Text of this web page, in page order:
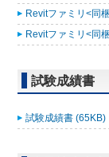
Revitファミリ<同
Revitファミリ<同
試験成績書
試験成績書 (65KB)